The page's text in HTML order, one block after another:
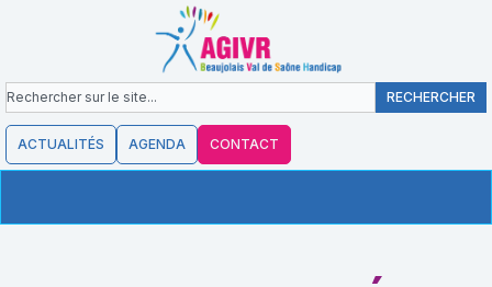
contenu
Rechercher RECHERCHER
ACTUALITÉS AGENDA CONTACT